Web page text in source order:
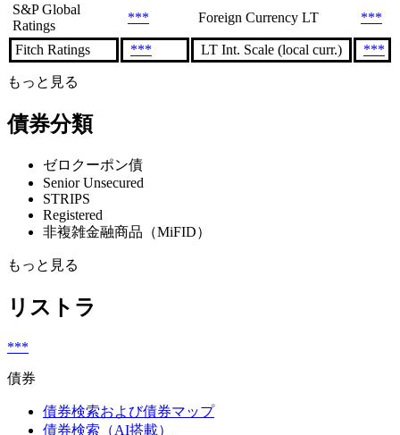
S&P Global
Ratings
*** Foreign Currency LT ***
Fitch Ratings *** LT Int. Scale (local curr.) ***
もっと見る
債券分類
ゼロクーポン債
Senior Unsecured
STRIPS
Registered
非複雑金融商品（MiFID）
もっと見る
リストラ
***
債券
債券検索および債券マップ
債券検索（AI搭載）